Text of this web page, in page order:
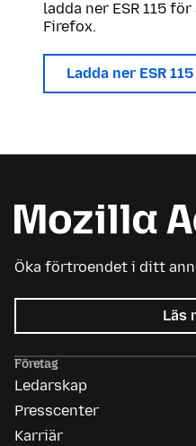
ladda ner ESR 115
Firefox.
Ladda ner ESR 115
Öka förtroendet i ditt
Läs
Företag
Ledarskap
Presscenter
Karriär